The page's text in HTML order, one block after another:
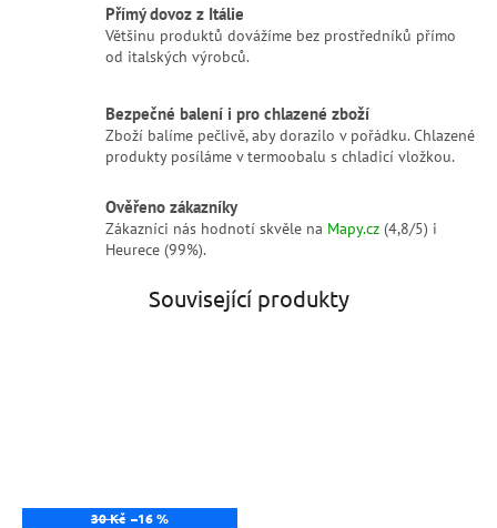
Přímý dovoz z Itálie
Většinu produktů dovážíme bez prostředníků přímo
od italských výrobců.
Bezpečné balení i pro chlazené zboží
Zboží balíme pečlivě, aby dorazilo v pořádku. Chlazené
produkty posíláme v termoobalu s chladicí vložkou.
Ověřeno zákazníky
Zákazníci nás hodnotí skvěle na Mapy.cz (4,8/5) i
Heurece (99%).
Související produkty
30 Kč –16 %